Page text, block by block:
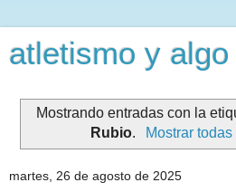
atletismo y algo
Mostrando entradas con la
Rubio. Mostrar
martes, 26 de agosto de 2025